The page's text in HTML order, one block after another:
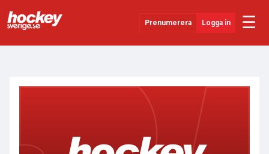
Prenumerera Logga in ☰